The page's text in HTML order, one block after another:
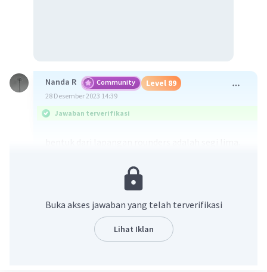
Nanda R Community Level 89
28 Desember 2023 14:39
Jawaban terverifikasi
rounders. Dengan bentuk segi lima sama sisi,
maka setiap sisi memiliki panjang yang sama,
yatu 15 meter. Setiap titik sudut menjadi tempat
hinggap atau base, sehingga terdiri dari 5 base.
0.0(0) Balas
Buka akses jawaban yang telah terverifikasi
Lihat Iklan